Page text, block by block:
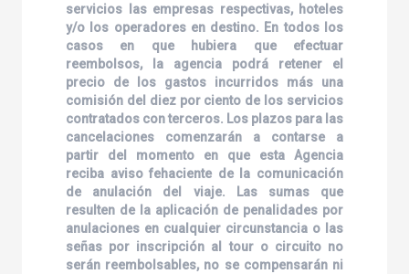
servicios las empresas respectivas, hoteles
y/o los operadores en destino. En todos los
casos en que hubiera que efectuar
reembolsos, la agencia podrá retener el
precio de los gastos incurridos más una
comisión del diez por ciento de los servicios
contratados con terceros. Los plazos para las
cancelaciones comenzarán a contarse a
partir del momento en que esta Agencia
reciba aviso fehaciente de la comunicación
de anulación del viaje. Las sumas que
resulten de la aplicación de penalidades por
anulaciones en cualquier circunstancia o las
señas por inscripción al tour o circuito no
serán reembolsables, no se compensarán ni